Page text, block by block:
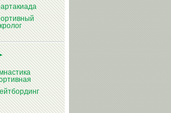
ХМЫЛЕВ
далее